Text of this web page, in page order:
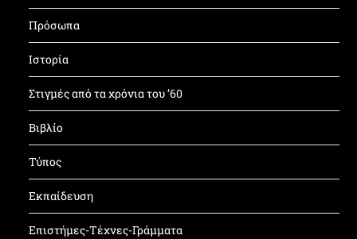
Πρόσωπα
Ιστορία
Στιγμές από τα χρόνια του ’60
Βιβλίο
Τύπος
Εκπαίδευση
Επιστήμες-Τέχνες-Γράμματα